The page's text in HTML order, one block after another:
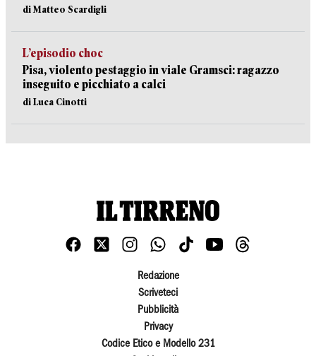
di Matteo Scardigli
L’episodio choc
Pisa, violento pestaggio in viale Gramsci: ragazzo
inseguito e picchiato a calci
di Luca Cinotti
Redazione
Scriveteci
Pubblicità
Privacy
Codice Etico e Modello 231